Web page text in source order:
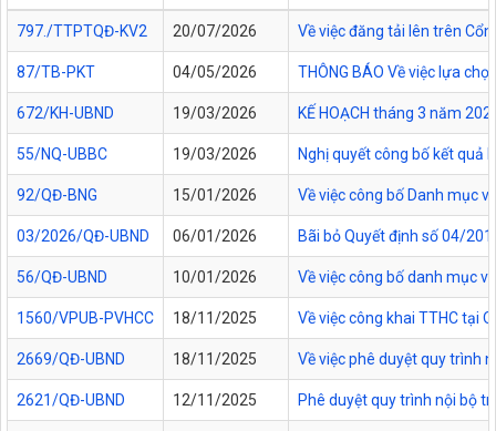
797./TTPTQĐ-KV2 20/07/2026 Về việc đăng tải lên trên
87/TB-PKT 04/05/2026 THÔNG BÁO Về việc lựa
672/KH-UBND 19/03/2026 KẾ HOẠCH tháng 3 năm
55/NQ-UBBC 19/03/2026 Nghị quyết công bố kết quả
92/QĐ-BNG 15/01/2026 Về việc công bố Danh mục
03/2026/QĐ-UBND 06/01/2026 Bãi bỏ Quyết định số 04/
56/QĐ-UBND 10/01/2026 Về việc công bố danh mục
1560/VPUB-PVHCC 18/11/2025 Về việc công khai TTHC tại
2669/QĐ-UBND 18/11/2025 Về việc phê duyệt quy trình
2621/QĐ-UBND 12/11/2025 Phê duyệt quy trình nội bộ